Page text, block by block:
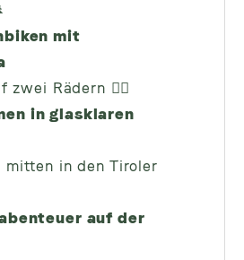
mit
zwei Rädern 🚵‍♀️
in glasklaren
mitten in den Tiroler
auf der